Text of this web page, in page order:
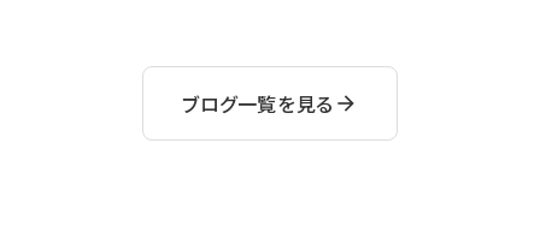
ブログ一覧を見る arrow_forward